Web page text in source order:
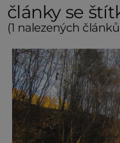
články se
(1 nalezených